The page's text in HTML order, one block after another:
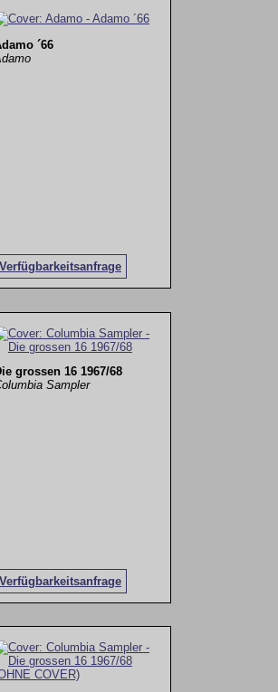
´66
Verfügbarkeitsanfrage
grossen 16 1967/68
Sampler
Verfügbarkeitsanfrage